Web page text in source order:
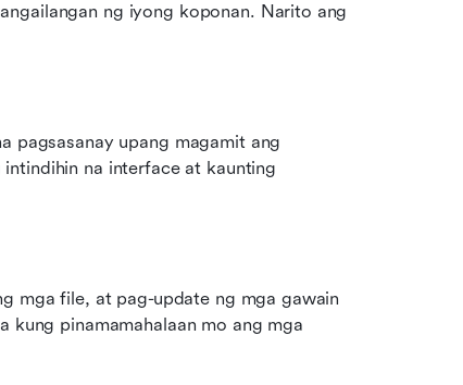
ng iyong koponan. Narito ang
pagsasanay upang magamit ang
na interface at kaunting
mga file, at pag-update ng mga gawain
kung pinamamahalaan mo ang mga